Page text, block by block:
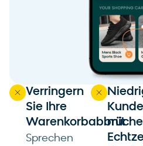
Verringern
Sie Ihre
Warenkorbabbrüche
Sprechen
mit